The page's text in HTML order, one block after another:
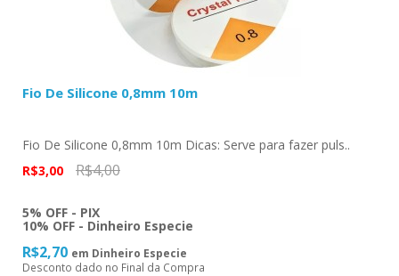
Fio De Silicone 0,8mm 10m
Fio De Silicone 0,8mm 10m Dicas: Serve para fazer puls..
R$3,00
R$4,00
5% OFF - PIX
10% OFF - Dinheiro Especie
R$2,70 em Dinheiro Especie
Desconto dado no Final da Compra